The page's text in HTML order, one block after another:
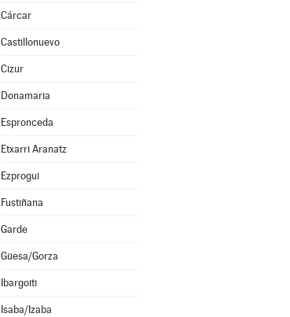
Cárcar
Castillonuevo
Cizur
Donamaria
Espronceda
Etxarri Aranatz
Ezprogui
Fustiñana
Garde
Güesa/Gorza
Ibargoiti
Isaba/Izaba